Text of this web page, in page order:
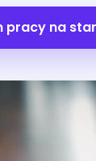
pracy na